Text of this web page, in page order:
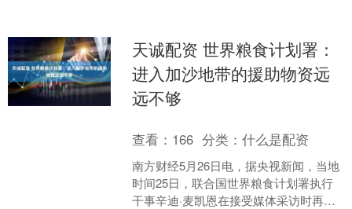
天诚配资 世界粮食计划署：
进入加沙地带的援助物资远
远不够
查看： 166 分类：什么是配资
南方财经5月26日电，据央视新闻，当地
时间25日，联合国世界粮食计划署执行
干事辛迪·麦凯恩在接受媒体采访时再次